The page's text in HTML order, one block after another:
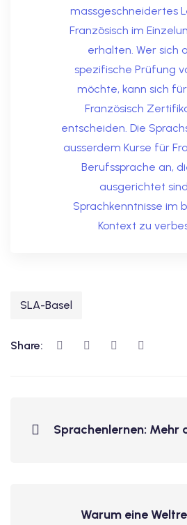
massgeschneidertes
Französisch im
erhalten. Wer sich
spezifische Prüfung
möchte, kann sich
Französisch
entscheiden. Die
ausserdem Kurse für
Berufssprache an,
ausgerichtet
Sprachkenntnisse im
Kontext zu
SLA-Basel
Share:
Sprachenlernen: Mehr
Warum eine